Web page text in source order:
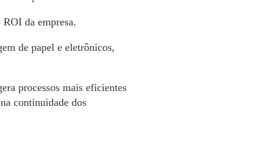
da empresa.
de papel e eletrônicos,
processos mais eficientes
continuidade dos